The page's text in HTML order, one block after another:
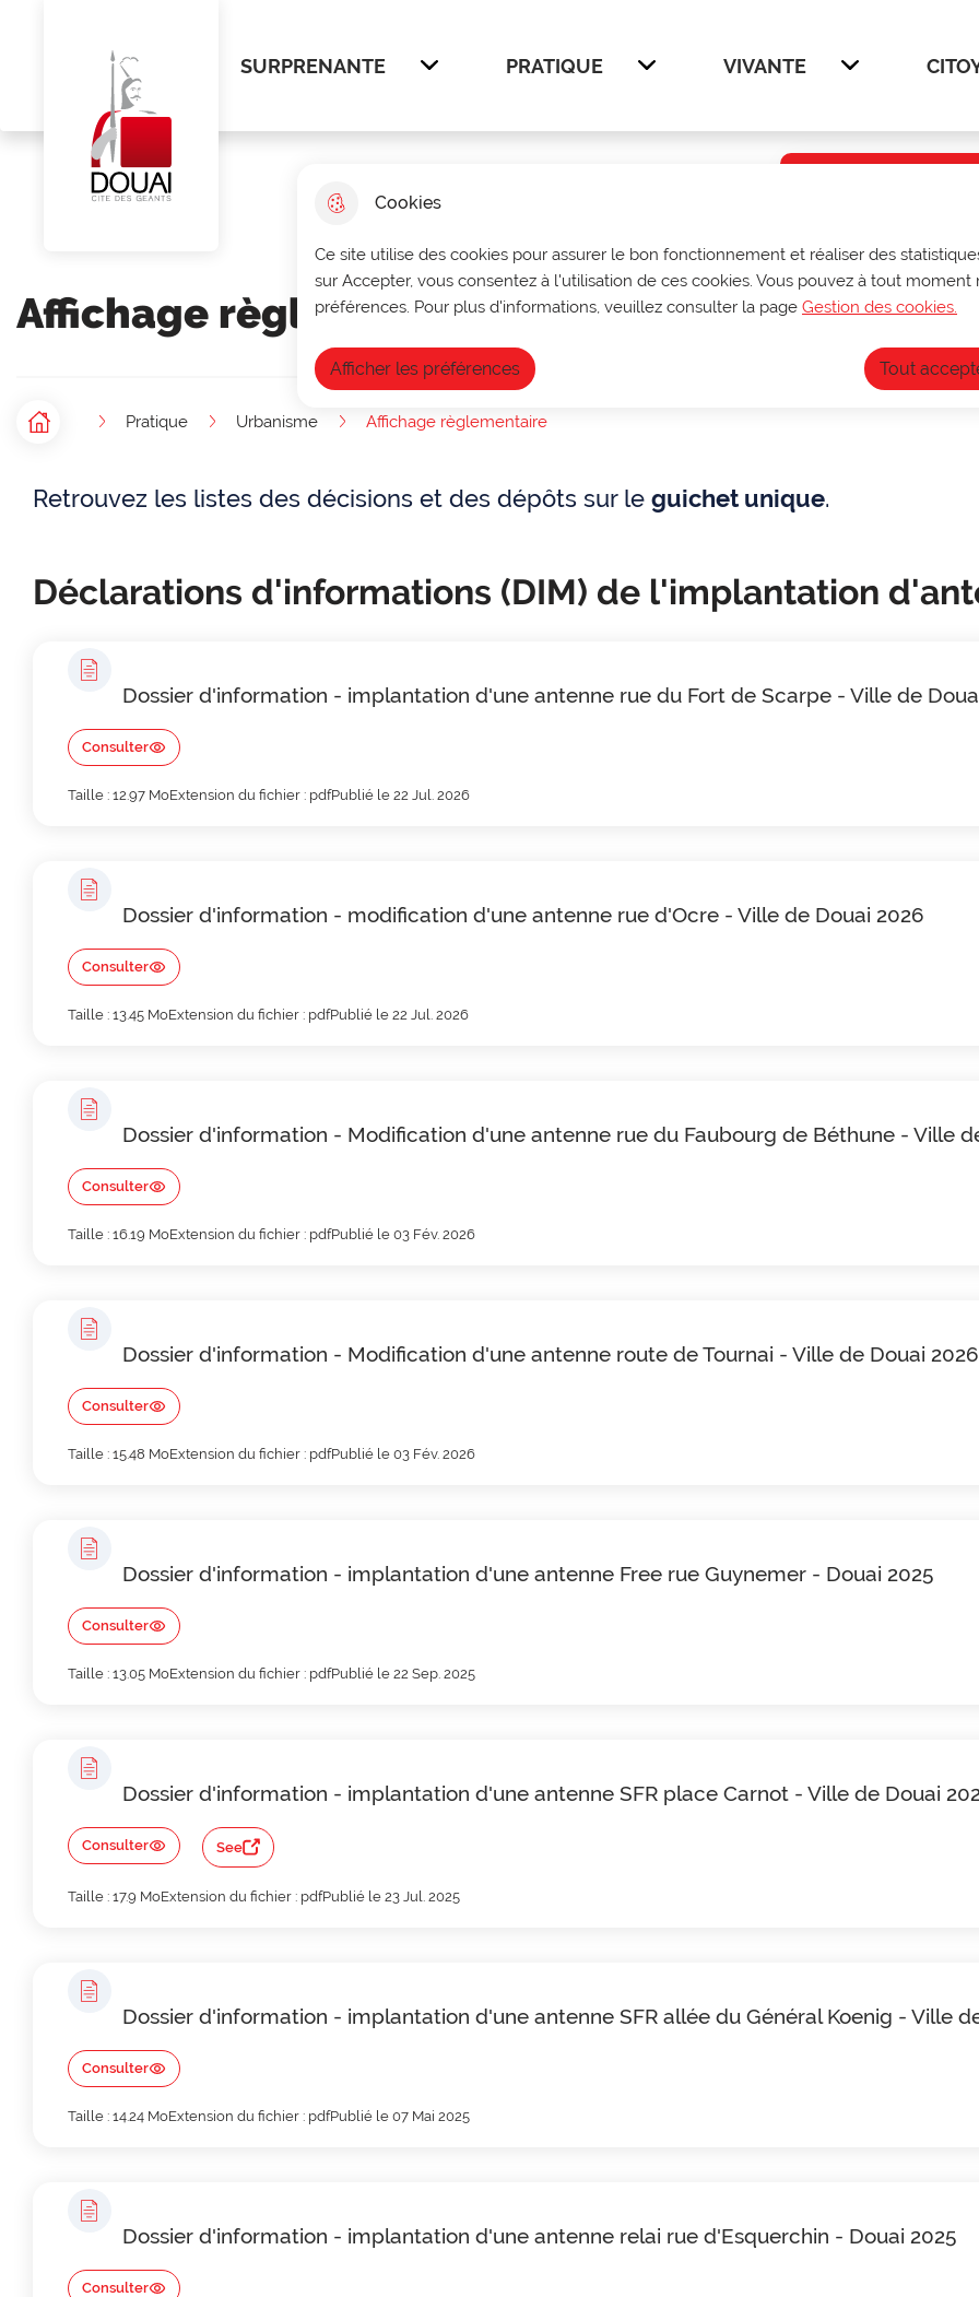
Cookies
Ce site utilise des cookies pour assurer le bon fonctionnement et réaliser des
sur Accepter, vous consentez à l'utilisation de ces cookies. Vous pouvez à tout moment
préférences. Pour plus d'informations, veuillez consulter la page Gestion des cookies.
Afficher les préférences Tout
Du 27 au 31
sur rendez-vous
archives@ville-
Fermeture
Ville de Douai
i
i
p
i
c
p
e
SURPRENANTE PRATIQUE VIVANTE
Affichage règlementaire
FAccueil Pratique Urbanisme Affichage règlementaire
Retrouvez les listes des décisions et des dépôts sur le guichet unique.
Déclarations d'informations (DIM) de l'implantation
Dossier d'information - implantation d'une antenne rue du Fort de Scarpe - Ville de
Consulter
Taille : 12.97 MoExtension du fichier : pdfPublié le 22 Jul. 2026
Dossier d'information - modification d'une antenne rue d'Ocre - Ville de Douai 2026
Consulter
Taille : 13.45 MoExtension du fichier : pdfPublié le 22 Jul. 2026
Dossier d'information - Modification d'une antenne rue du Faubourg de Béthune - Ville
Consulter
Taille : 16.19 MoExtension du fichier : pdfPublié le 03 Fév. 2026
Dossier d'information - Modification d'une antenne route de Tournai - Ville de Douai 2026
Consulter
Taille : 15.48 MoExtension du fichier : pdfPublié le 03 Fév. 2026
Dossier d'information - implantation d'une antenne Free rue Guynemer - Douai 2025
Consulter
Taille : 13.05 MoExtension du fichier : pdfPublié le 22 Sep. 2025
Dossier d'information - implantation d'une antenne SFR place Carnot - Ville de Douai
Consulter See
Taille : 17.9 MoExtension du fichier : pdfPublié le 23 Jul. 2025
Dossier d'information - implantation d'une antenne SFR allée du Général Koenig - Ville
Consulter
Taille : 14.24 MoExtension du fichier : pdfPublié le 07 Mai 2025
Dossier d'information - implantation d'une antenne relai rue d'Esquerchin - Douai 2025
Consulter